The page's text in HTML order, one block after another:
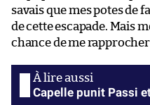
savais que mes potes de
de cette escapade. Mais
chance de me
Capelle punit Passi